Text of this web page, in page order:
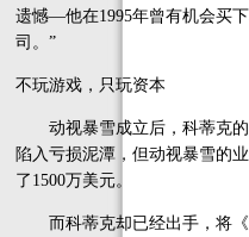
遗憾—他在1995年曾有机会买
司。”
不玩游戏，只玩资本
动视暴雪成立后，科蒂克的
陷入亏损泥潭，但动视暴雪的
了1500万美元。
而科蒂克却已经出手，将《